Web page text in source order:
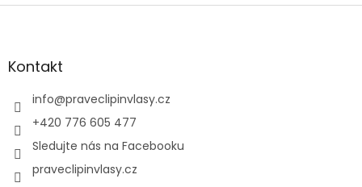
Z
aKontakt
info@praveclipinvlasy.cz
+420 776 605 477
Sledujte nás na Facebooku
praveclipinvlasy.cz